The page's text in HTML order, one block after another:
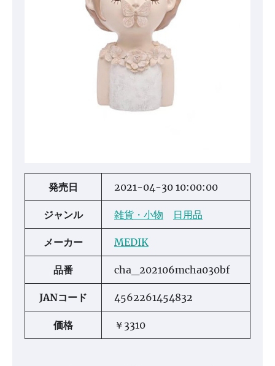
発売日 2021-04-30 10:00:00
ジャンル 雑貨・小物 日用品
メーカー MEDIK
品番 cha_202106mcha030bf
JANコード 4562261454832
価格 ￥3310